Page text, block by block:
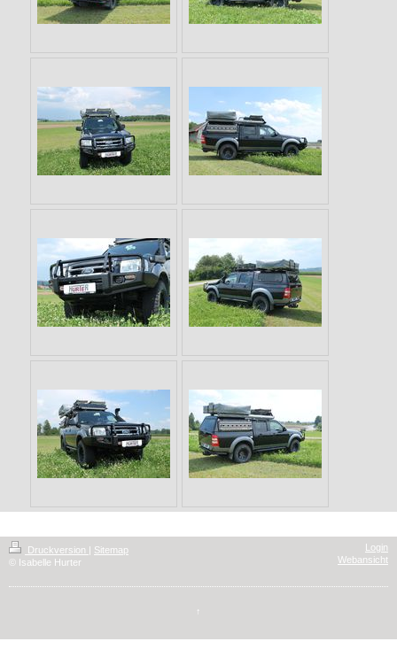
Druckversion | Sitemap
© Isabelle Hurter
Login
Webansicht
↑